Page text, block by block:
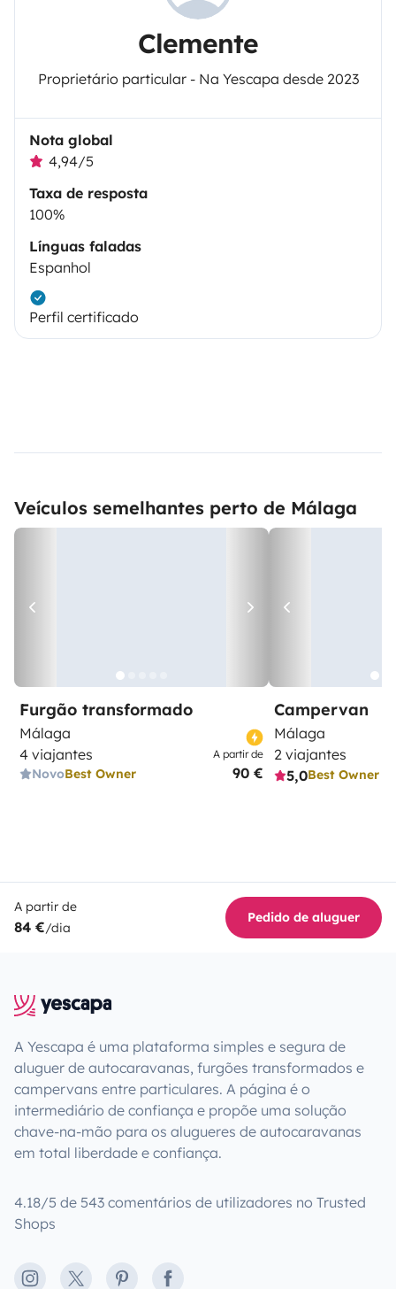
Clemente
Proprietário particular - Na Yescapa desde 2023
Nota global
4,94/5
Taxa de resposta
100%
Línguas faladas
Espanhol
Perfil certificado
Veículos semelhantes perto de Málaga
Furgão transformado
Málaga
4 viajantes
NovoBest Owner
A partir de
90 €
Campervan
Málaga
2 viajantes
5,0Best Owner
A partir de
84 €/dia
Pedido de aluguer
A Yescapa é uma plataforma simples e segura de
aluguer de autocaravanas, furgões transformados e
campervans entre particulares. A página é o
intermediário de confiança e propõe uma solução
chave-na-mão para os alugueres de autocaravanas
em total liberdade e confiança.
4.18/5 de 543 comentários de utilizadores no Trusted
Shops
Instagram
X PinterestFacebook